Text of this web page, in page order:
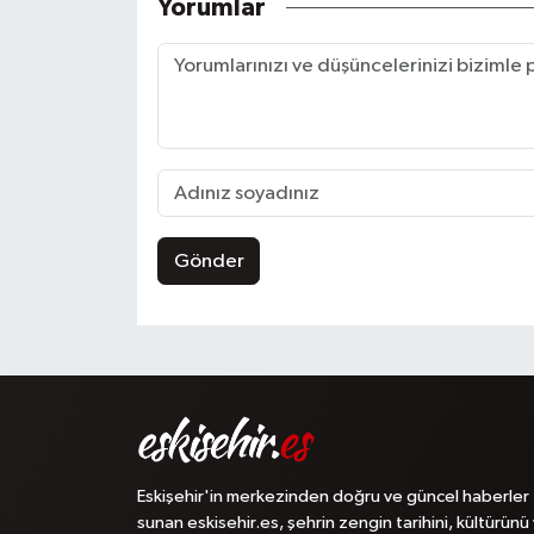
Yorumlar
Gönder
Eskişehir'in merkezinden doğru ve güncel haberler
sunan eskisehir.es, şehrin zengin tarihini, kültürünü